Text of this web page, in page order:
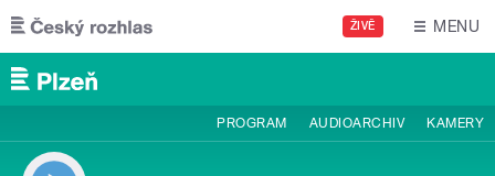
Přejít k hlavnímu obsahu
ŽIVĚ MENU
PROGRAM AUDIOARCHIV KAMERY